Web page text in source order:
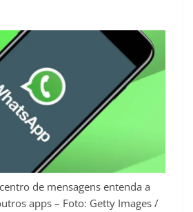
de mensagens entenda a
apps – Foto: Getty Images /